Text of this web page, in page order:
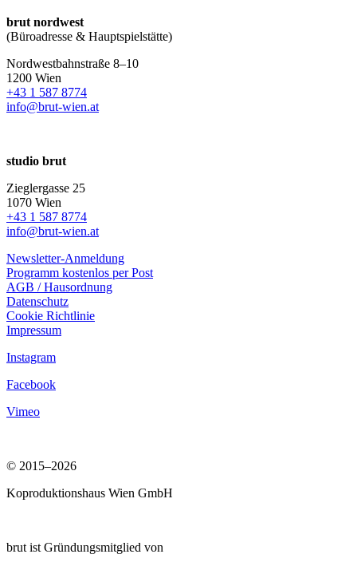
brut nordwest
(Büroadresse & Hauptspielstätte)
Nordwestbahnstraße 8–10
1200 Wien
+43 1 587 8774
info@brut-wien.at
studio brut
Zieglergasse 25
1070 Wien
+43 1 587 8774
info@brut-wien.at
Newsletter-Anmeldung
Programm kostenlos per Post
AGB / Hausordnung
Datenschutz
Cookie Richtlinie
Impressum
Instagram
Facebook
Vimeo
© 2015–2026
Koproduktionshaus Wien GmbH
brut ist Gründungsmitglied von